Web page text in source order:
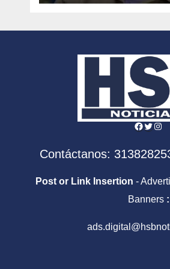
cárcel de Ibagué
Contáctanos:
Post or Link Insertion -
Banners :